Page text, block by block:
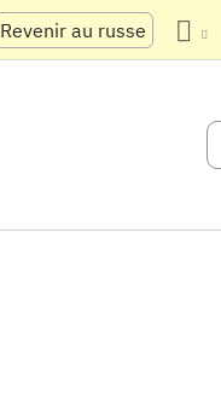
Revenir au russe